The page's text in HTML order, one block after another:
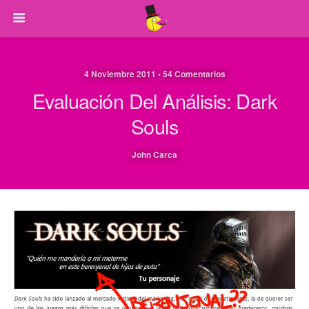
4 Noviembre 2011 • 54 Comentarios
Evaluación Del Análisis: Dark
Souls
John Carca